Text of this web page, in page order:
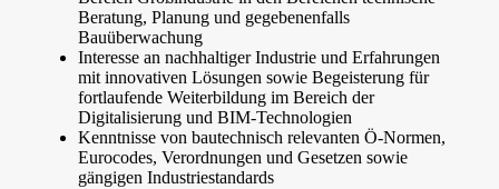
Beratung, Planung und gegebenenfalls
Bauüberwachung
Interesse an nachhaltiger Industrie und Erfahrungen
mit innovativen Lösungen sowie Begeisterung für
fortlaufende Weiterbildung im Bereich der
Digitalisierung und BIM-Technologien
Kenntnisse von bautechnisch relevanten Ö-Normen,
Eurocodes, Verordnungen und Gesetzen sowie
gängigen Industriestandards